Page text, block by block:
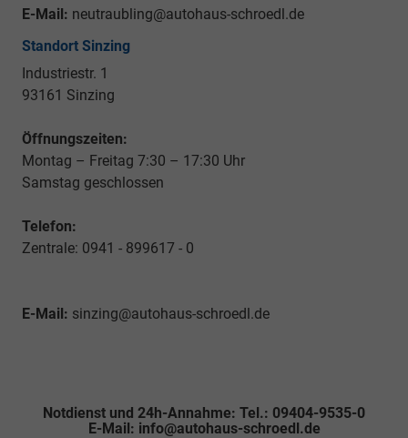
E-Mail: neutraubling@autohaus-schroedl.de
Standort Sinzing
Industriestr. 1
93161 Sinzing
Öffnungszeiten:
Montag – Freitag 7:30 – 17:30 Uhr
Samstag geschlossen
Telefon:
Zentrale: 0941 - 899617 - 0
E-Mail: sinzing@autohaus-schroedl.de
Notdienst und 24h-Annahme: Tel.: 09404-9535-0
E-Mail: info@autohaus-schroedl.de